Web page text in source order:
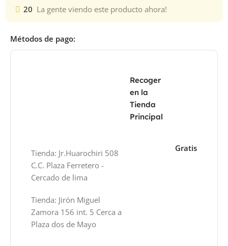
20 La gente viendo este producto ahora!
Métodos de pago:
Recoger
en la
Tienda
Principal
Tienda: Jr.Huarochiri 508
C.C. Plaza Ferretero -
Cercado de lima
Tienda: Jirón Miguel
Zamora 156 int. 5 Cerca a
Plaza dos de Mayo
Gratis